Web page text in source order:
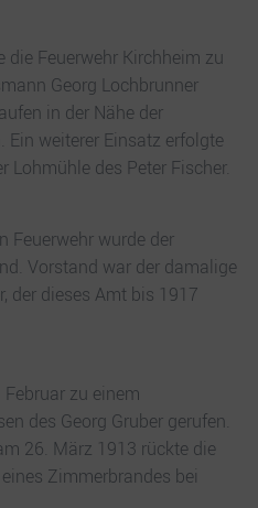
die Feuerwehr Kirchheim zu
Georg Lochbrunner
in der Nähe der
Ein weiterer Einsatz erfolgte
Lohmühle des Peter Fischer.
Feuerwehr wurde der
Vorstand war der damalige
der dieses Amt bis 1917
zu einem
des Georg Gruber gerufen.
26. März 1913 rückte die
Zimmerbrandes bei